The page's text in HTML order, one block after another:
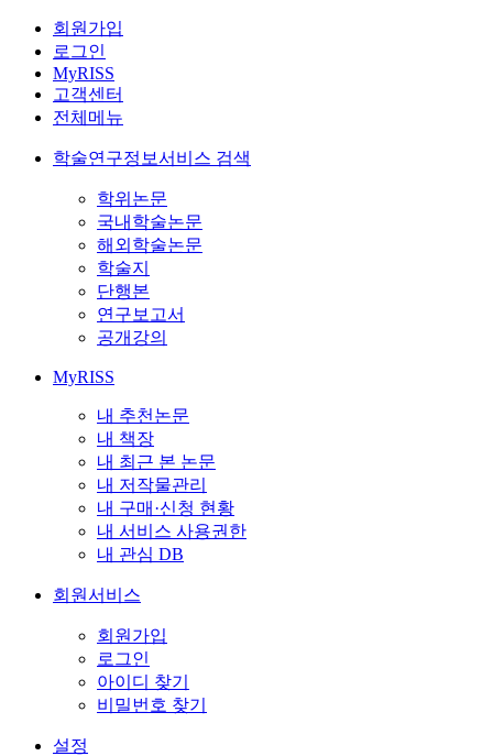
회원가입
로그인
MyRISS
고객센터
전체메뉴
학술연구정보서비스 검색
학위논문
국내학술논문
해외학술논문
학술지
단행본
연구보고서
공개강의
MyRISS
내 추천논문
내 책장
내 최근 본 논문
내 저작물관리
내 구매·신청 현황
내 서비스 사용권한
내 관심 DB
회원서비스
회원가입
로그인
아이디 찾기
비밀번호 찾기
설정